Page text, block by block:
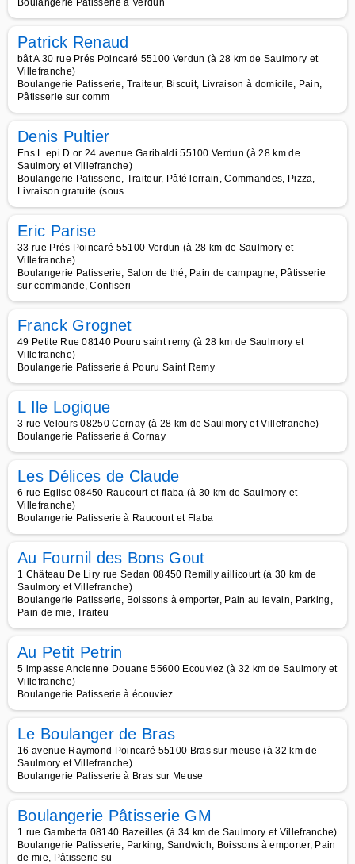
Boulangerie Patisserie à Verdun
Patrick Renaud
bât A 30 rue Prés Poincaré 55100 Verdun (à 28 km de Saulmory et
Villefranche)
Boulangerie Patisserie, Traiteur, Biscuit, Livraison à domicile, Pain,
Pâtisserie sur comm
Denis Pultier
Ens L epi D or 24 avenue Garibaldi 55100 Verdun (à 28 km de
Saulmory et Villefranche)
Boulangerie Patisserie, Traiteur, Pâté lorrain, Commandes, Pizza,
Livraison gratuite (sous
Eric Parise
33 rue Prés Poincaré 55100 Verdun (à 28 km de Saulmory et
Villefranche)
Boulangerie Patisserie, Salon de thé, Pain de campagne, Pâtisserie
sur commande, Confiseri
Franck Grognet
49 Petite Rue 08140 Pouru saint remy (à 28 km de Saulmory et
Villefranche)
Boulangerie Patisserie à Pouru Saint Remy
L Ile Logique
3 rue Velours 08250 Cornay (à 28 km de Saulmory et Villefranche)
Boulangerie Patisserie à Cornay
Les Délices de Claude
6 rue Eglise 08450 Raucourt et flaba (à 30 km de Saulmory et
Villefranche)
Boulangerie Patisserie à Raucourt et Flaba
Au Fournil des Bons Gout
1 Château De Liry rue Sedan 08450 Remilly aillicourt (à 30 km de
Saulmory et Villefranche)
Boulangerie Patisserie, Boissons à emporter, Pain au levain, Parking,
Pain de mie, Traiteu
Au Petit Petrin
5 impasse Ancienne Douane 55600 Ecouviez (à 32 km de Saulmory et
Villefranche)
Boulangerie Patisserie à écouviez
Le Boulanger de Bras
16 avenue Raymond Poincaré 55100 Bras sur meuse (à 32 km de
Saulmory et Villefranche)
Boulangerie Patisserie à Bras sur Meuse
Boulangerie Pâtisserie GM
1 rue Gambetta 08140 Bazeilles (à 34 km de Saulmory et Villefranche)
Boulangerie Patisserie, Parking, Sandwich, Boissons à emporter, Pain
de mie, Pâtisserie su